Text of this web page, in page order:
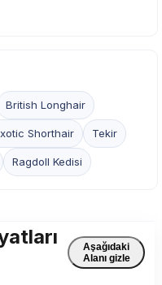
British Longhair
Shorthair Tekir
Ragdoll Kedisi
Aşağıdaki
Alanı gizle